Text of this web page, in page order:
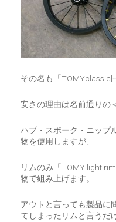
その名も「TOMYclassic[
安さの理由は名前通りの
ハブ・スポーク・ニップ
物を使用しますが、
リムのみ「TOMY light
物で組み上げます。
アウトと言っても製品に
てしまったリムと言うだ